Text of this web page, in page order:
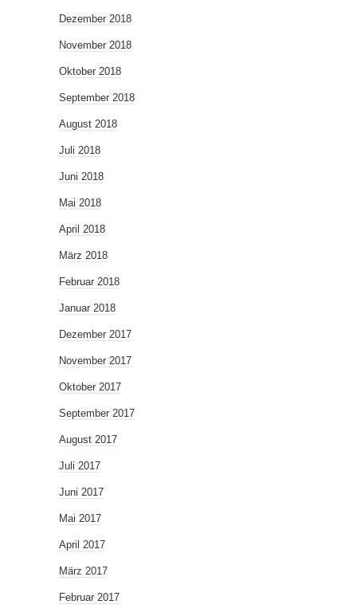
Dezember 2018
November 2018
Oktober 2018
September 2018
August 2018
Juli 2018
Juni 2018
Mai 2018
April 2018
März 2018
Februar 2018
Januar 2018
Dezember 2017
November 2017
Oktober 2017
September 2017
August 2017
Juli 2017
Juni 2017
Mai 2017
April 2017
März 2017
Februar 2017